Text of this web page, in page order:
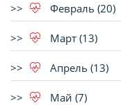
Февраль (20)
Март (13)
Апрель (13)
Май (7)